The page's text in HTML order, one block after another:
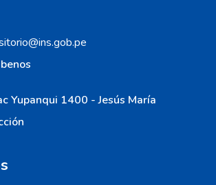
Yupanqui 1400 - Jesús María